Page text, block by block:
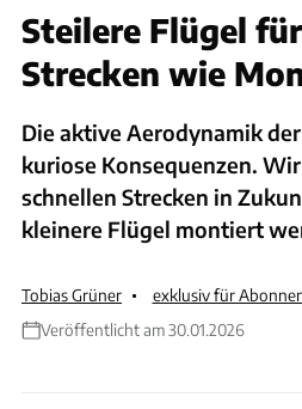
Steilere Flügel
Strecken wie
Die aktive Aerodynamik
kuriose Konsequenzen.
schnellen Strecken in
kleinere Flügel montiert
Tobias Grüner
exklusiv für
Veröffentlicht am 30.01.2026